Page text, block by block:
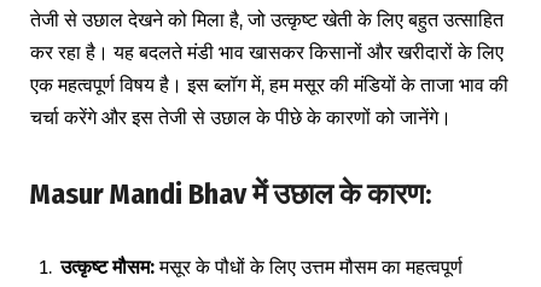
तेजी से उछाल देखने को मिला है, जो उत्कृष्ट खेती के लिए बहुत उत्साहित
कर रहा है। यह बदलते मंडी भाव खासकर किसानों और खरीदारों के लिए
एक महत्वपूर्ण विषय है। इस ब्लॉग में, हम मसूर की मंडियों के ताजा भाव की
चर्चा करेंगे और इस तेजी से उछाल के पीछे के कारणों को जानेंगे।
Masur Mandi Bhavमेंउछालकेकारण:
उत्कृष्ट मौसम:मसूर के पौधों के लिए उत्तम मौसम का महत्वपूर्ण